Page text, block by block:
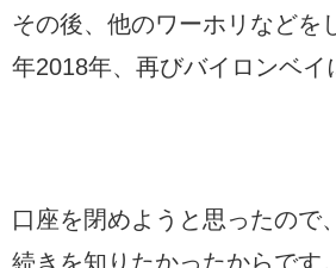
その後、他のワーホリなどを
年2018年、再びバイロンベイ
口座を閉めようと思ったので
続きを知りたかったからです。